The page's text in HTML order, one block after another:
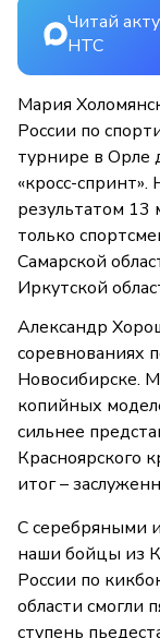
Читай
НТС
Мария
России по
турнире в Орле
«кросс-
результатом 13
только
Самарской
Иркутской
Александр
соревнованиях
Новосибирске.
копийных
сильнее
Красноярского
итог –
С серебряными
наши бойцы из
России по
области смогли
ступень